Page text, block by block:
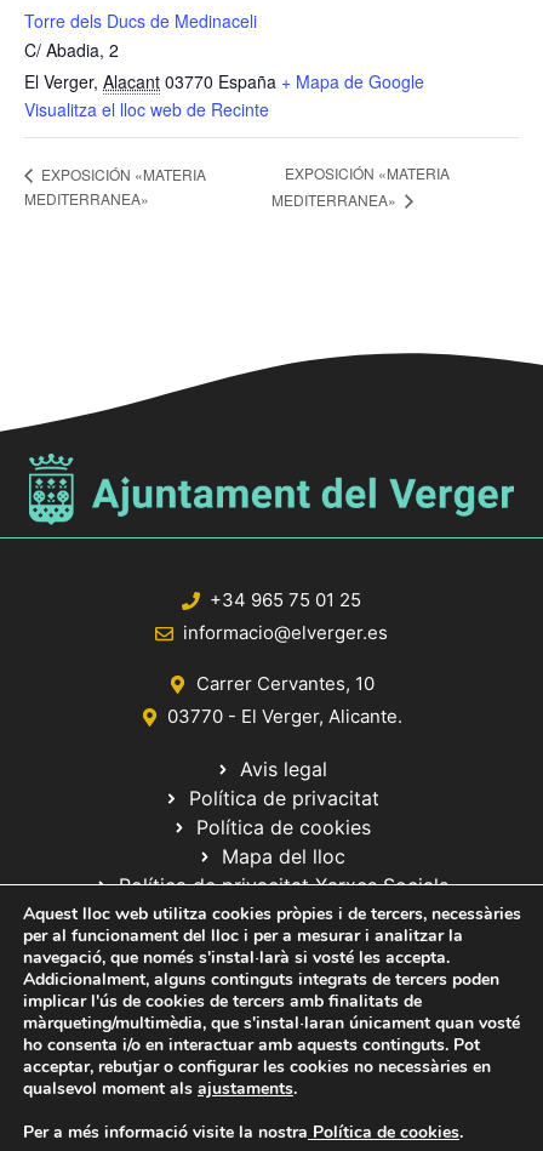
Torre dels Ducs de Medinaceli
C/ Abadia, 2
El Verger, Alacant 03770 España + Mapa de Google
Visualitza el lloc web de Recinte
EXPOSICIÓN «MATERIA
MEDITERRANEA»
EXPOSICIÓN «MATERIA
MEDITERRANEA»
+34 965 75 01 25
informacio@elverger.es
Carrer Cervantes, 10
03770 - El Verger, Alicante.
Avis legal
Política de privacitat
Política de cookies
Mapa del lloc
Política de privacitat Xarxes Socials
© 2020 Web desarrollada por el Servicio de Informática de Diputación
de Alicante
Aquest lloc web utilitza cookies pròpies i de tercers, necessàries
per al funcionament del lloc i per a mesurar i analitzar la
navegació, que només s'instal·larà si vosté les accepta.
Addicionalment, alguns continguts integrats de tercers poden
implicar l'ús de cookies de tercers amb finalitats de
màrqueting/multimèdia, que s'instal·laran únicament quan vosté
ho consenta i/o en interactuar amb aquests continguts. Pot
acceptar, rebutjar o configurar les cookies no necessàries en
qualsevol moment als ajustaments.
Per a més informació visite la nostra Política de cookies.